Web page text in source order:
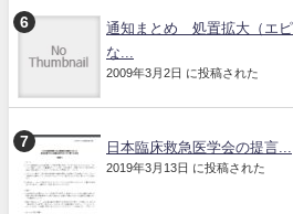
通知まとめ 処置拡大（エ
な...
2009年3月2日 に投稿された
日本臨床救急医学会の提言...
2019年3月13日 に投稿された